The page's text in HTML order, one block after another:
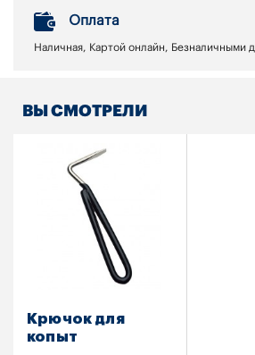
Оплата
Наличная, Картой онлайн, Безналичными
ВЫ СМОТРЕЛИ
Крючок для
копыт